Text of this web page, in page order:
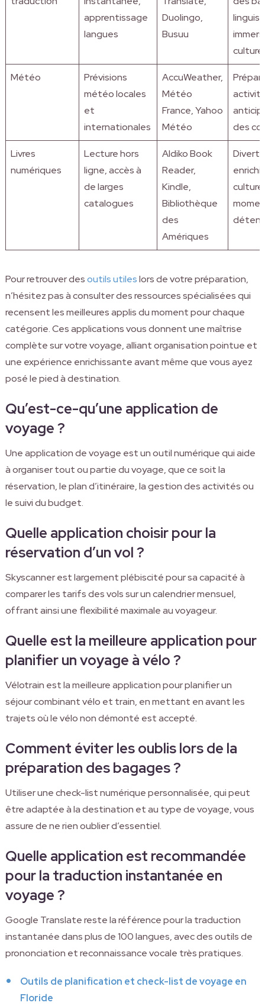
apprentissage
langues
Duolingo,
Busuu
Météo
Prévisions
météo locales
et
internationales
AccuWeather,
Météo
France, Yahoo
Météo
des
Livres
numériques
Lecture hors
ligne, accès à
de larges
catalogues
Aldiko Book
Reader,
Kindle,
Bibliothèque
des
Amériques
Pour retrouver desoutils utileslors de votre préparation,
n’hésitez pas à consulter des ressources spécialisées qui
recensent les meilleures applis du moment pour chaque
catégorie. Ces applications vous donnent une maîtrise
complète sur votre voyage, alliant organisation pointue et
une expérience enrichissante avant même que vous ayez
posé le pied à destination.
Qu’est-ce-qu’une application de
voyage ?
Une application de voyage est un outil numérique qui aide
à organiser tout ou partie du voyage, que ce soit la
réservation, le plan d’itinéraire, la gestion des activités ou
le suivi du budget.
Quelle application choisir pour la
réservation d’un vol ?
Skyscanner est largement plébiscité pour sa capacité à
comparer les tarifs des vols sur un calendrier mensuel,
offrant ainsi une flexibilité maximale au voyageur.
Quelle est la meilleure application pour
planifier un voyage à vélo ?
Vélotrain est la meilleure application pour planifier un
séjour combinant vélo et train, en mettant en avant les
trajets où le vélo non démonté est accepté.
Comment éviter les oublis lors de la
préparation des bagages ?
Utiliser une check-list numérique personnalisée, qui peut
être adaptée à la destination et au type de voyage, vous
assure de ne rien oublier d’essentiel.
Quelle application est recommandée
pour la traduction instantanée en
voyage ?
Google Translate reste la référence pour la traduction
instantanée dans plus de 100 langues, avec des outils de
prononciation et reconnaissance vocale très pratiques.
Outils de planification et check-list de voyage en
Floride